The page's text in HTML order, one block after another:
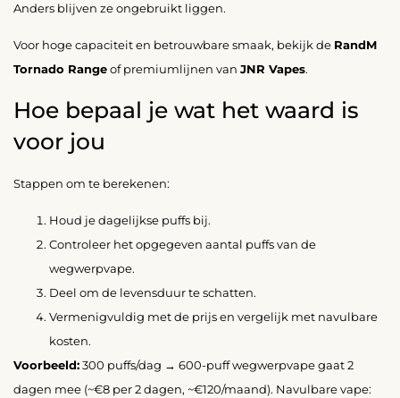
Anders blijven ze ongebruikt liggen.
Voor hoge capaciteit en betrouwbare smaak, bekijk de RandM
Tornado Rangeof premiumlijnen van JNR Vapes.
Hoe bepaal je wat het waard is
voor jou
Stappen om te berekenen:
Houd je dagelijkse puffs bij.
Controleer het opgegeven aantal puffs van de
wegwerpvape.
Deel om de levensduur te schatten.
Vermenigvuldig met de prijs en vergelijk met navulbare
kosten.
Voorbeeld:300 puffs/dag → 600-puff wegwerpvape gaat 2
dagen mee (~€8 per 2 dagen, ~€120/maand). Navulbare vape: